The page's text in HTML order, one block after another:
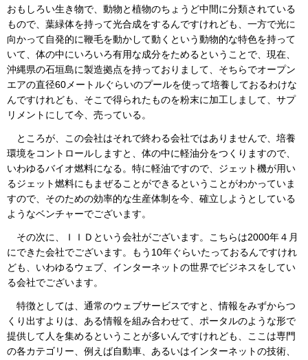
おもしろい生き物で、動物と植物のちょうど中間に分類されている
もので、葉緑体を持って光合成をするんですけれども、一方で光に
向かって自発的に鞭毛を動かして動くという動物的な特色を持って
いて、体の中にいろいろ有用な成分をためるということで、現在、
沖縄県の石垣島に製造拠点を持っておりまして、そちらでオープン
エアの直径60メートルぐらいのプールを使って培養しておるわけな
んですけれども、そこで得られたものを粉末に加工しまして、サプ
リメントにして今、売っている。
ところが、この会社はそれで終わる会社ではありませんで、培養
環境をコントロールしますと、体の中に軽油分をつくりますので、
いわゆるバイオ燃料になる。特に軽油ですので、ジェット機が用い
るジェット燃料にもまぜることができるということがわかっていま
すので、そのための効率的な生産体制を今、確立しようとしている
ようなベンチャーでございます。
その次に、ＩＩＤという会社がございます。こちらは2000年４月
にできた会社でございます。もう10年ぐらいたっておるんですけれ
ども、いわゆるウェブ、インターネットの世界でビジネスをしてい
る会社でございます。
特徴としては、通常のウェブサービスですと、情報をみずからつ
くり出すよりは、ある情報を組み合わせて、ポータルのような形で
提供して人を集めるということが多いんですけれども、ここは専門
の各カテゴリー、例えば自動車、あるいはインターネットの技術、